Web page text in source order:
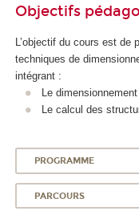
Objectifs
L’objectif du cours est de
techniques de
intégrant :
Le
Le calcul des
PROGRAMME
PARCOURS